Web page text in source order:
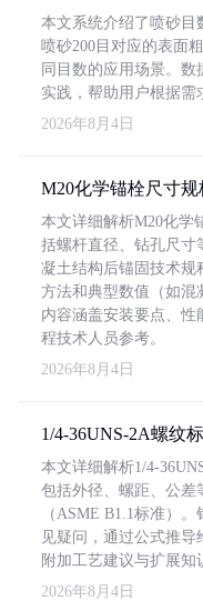
本文系统介绍了喷砂目
喷砂200目对应的表面
同目数的应用场景。数
实践，帮助用户根据需
2026年8月4日
M20化学锚栓尺寸
本文详细解析M20化学
括螺杆直径、钻孔尺寸
凝土结构后锚固技术规
方法和典型数值（如混
内容涵盖安装要点、
程技术人员参考。
2026年8月4日
1/4-36UNS-2A螺纹
本文详细解析1/4-
包括外径、螺距、公差
（ASME B1.1标准）
见疑问，通过公式推
附加工艺建议与扩展知
2026年8月4日